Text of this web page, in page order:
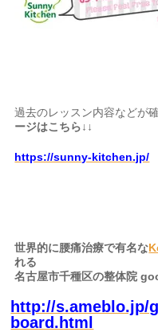
過去のレッスン内容などが
ージはこちら↓↓
https://sunny-kitchen.jp/
世界的に腰痛治療で有名な
れる
名古屋市千種区の整体院
http://s.ameblo.jp/
board.html